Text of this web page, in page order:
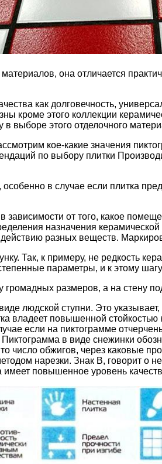
она отличается
как долговечность,
кроме этого коллекции
выборе этого отделочного
кое-какие значения
по выбору плитки
в случае если плитка
от того, какое
назначения
разных веществ.
Так, к примеру, не редкость
параметры, и к этому
размеров, а на стену
людской ступни. Это
владеет повышенной
если на пиктограмме
в виде снежинки
обжигов, через каковые
нарезки. Знак В, говорит о
имеет повышенное уровень